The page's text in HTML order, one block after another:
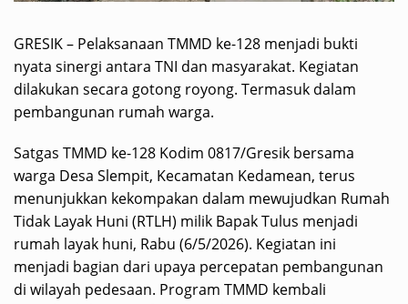
GRESIK – Pelaksanaan TMMD ke-128 menjadi bukti
nyata sinergi antara TNI dan masyarakat. Kegiatan
dilakukan secara gotong royong. Termasuk dalam
pembangunan rumah warga.
Satgas TMMD ke-128 Kodim 0817/Gresik bersama
warga Desa Slempit, Kecamatan Kedamean, terus
menunjukkan kekompakan dalam mewujudkan Rumah
Tidak Layak Huni (RTLH) milik Bapak Tulus menjadi
rumah layak huni, Rabu (6/5/2026). Kegiatan ini
menjadi bagian dari upaya percepatan pembangunan
di wilayah pedesaan. Program TMMD kembali